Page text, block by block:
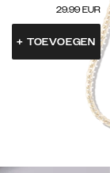
29.99 EUR
+ TOEVOEGEN